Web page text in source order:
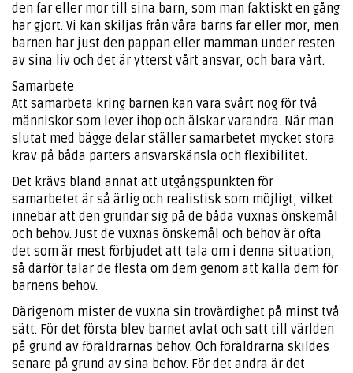
den far eller mor till sina barn, som man faktiskt en gång
har gjort. Vi kan skiljas från våra barns far eller mor, men
barnen har just den pappan eller mamman under resten
av sina liv och det är ytterst vårt ansvar, och bara vårt.
Samarbete
Att samarbeta kring barnen kan vara svårt nog för två
människor som lever ihop och älskar varandra. När man
slutat med bägge delar ställer samarbetet mycket stora
krav på båda parters ansvarskänsla och flexibilitet.
Det krävs bland annat att utgångspunkten för
samarbetet är så ärlig och realistisk som möjligt, vilket
innebär att den grundar sig på de båda vuxnas önskemål
och behov. Just de vuxnas önskemål och behov är ofta
det som är mest förbjudet att tala om i denna situation,
så därför talar de flesta om dem genom att kalla dem för
barnens behov.
Därigenom mister de vuxna sin trovärdighet på minst två
sätt. För det första blev barnet avlat och satt till världen
på grund av föräldrarnas behov. Och föräldrarna skildes
senare på grund av sina behov. För det andra är det